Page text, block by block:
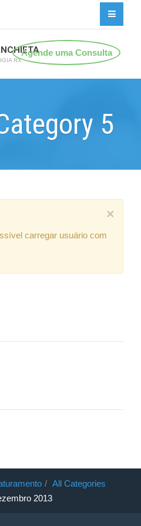
RX
Agende uma Consulta
5
×
carregar usuário com
All Categories
2013